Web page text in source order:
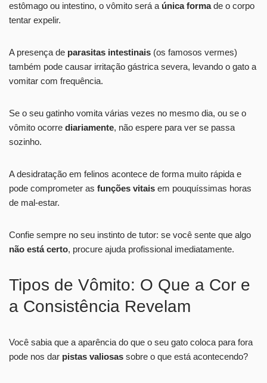
estômago ou intestino, o vômito será a única formade o corpo
tentar expelir.
A presença de parasitas intestinais (os famosos vermes)
também pode causar irritação gástrica severa, levando o gato a
vomitar com frequência.
Se o seu gatinho vomita várias vezes no mesmo dia, ou se o
vômito ocorre diariamente, não espere para ver se passa
sozinho.
A desidratação em felinos acontece de forma muito rápida e
pode comprometer as funções vitais em pouquíssimas horas
de mal-estar.
Confie sempre no seu instinto de tutor: se você sente que algo
não está certo, procure ajuda profissional imediatamente.
Tipos de Vômito: O Que a Cor e
a Consistência Revelam
Você sabia que a aparência do que o seu gato coloca para fora
pode nos dar pistas valiosas sobre o que está acontecendo?